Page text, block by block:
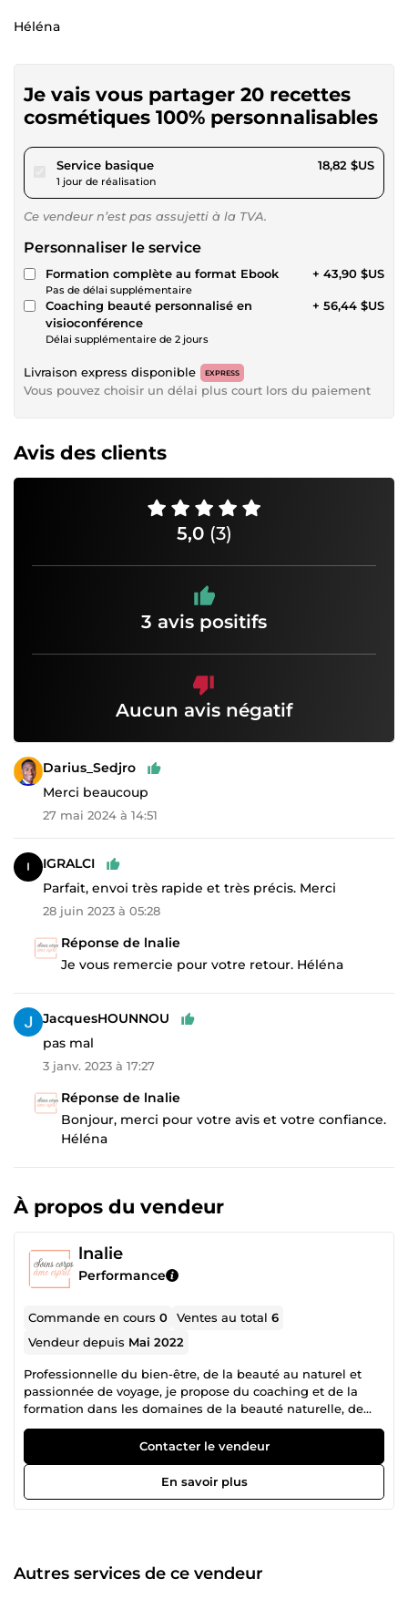
Héléna
Je vais vous partager 20 recettes
cosmétiques 100% personnalisables
Service basiquepour 17,34 $US
1 jour de réalisation
18,82 $US
Ce vendeur n’est pas assujetti à la TVA.
Personnaliser le service
Formation complète au format Ebook
Pas de délai supplémentaire
+ 43,90 $US
Coaching beauté personnalisé en
visioconférence
Délai supplémentaire de 2 jours
+ 56,44 $US
Livraison express disponible EXPRESS
Vous pouvez choisir un délai plus court lors du paiement
Avis des clients
5,0 (3)
3 avis positifs
Aucun avis négatif
Darius_Sedjro
Merci beaucoup
27 mai 2024 à 14:51
IGRALCI
Parfait, envoi très rapide et très précis. Merci
28 juin 2023 à 05:28
Réponse de lnalie
Je vous remercie pour votre retour. Héléna
JacquesHOUNNOU
pas mal
3 janv. 2023 à 17:27
Réponse de lnalie
Bonjour, merci pour votre avis et votre confiance.
Héléna
À propos du vendeur
lnalie
Performance
Commande en cours0 Ventes au total6
Vendeur depuis Mai 2022
Professionnelle du bien-être, de la beauté au naturel et
passionnée de voyage, je propose du coaching et de la
formation dans les domaines de la beauté naturelle, de
l'aromathérapie, du développement personnel et spirituel
et je mets mon expérience des voyages à votre disposition
pour vous accompagner dans l'organisation de votre
Contacter le vendeur
En savoir plus
Autres services de ce vendeur